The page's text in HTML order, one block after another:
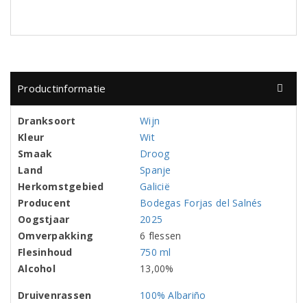
Productinformatie
Dranksoort
Wijn
Kleur
Wit
Smaak
Droog
Land
Spanje
Herkomstgebied
Galicië
Producent
Bodegas Forjas del Salnés
Oogstjaar
2025
Omverpakking
6 flessen
Flesinhoud
750 ml
Alcohol
13,00%
Druivenrassen 100% Albariño